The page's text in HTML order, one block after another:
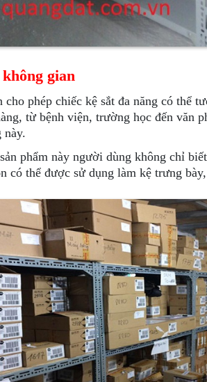
gian
cho phép chiếc kệ sắt đa năng có thể
từ bệnh viện, trường học đến văn
này.
phẩm này người dùng không chỉ
có thể được sử dụng làm kệ trưng